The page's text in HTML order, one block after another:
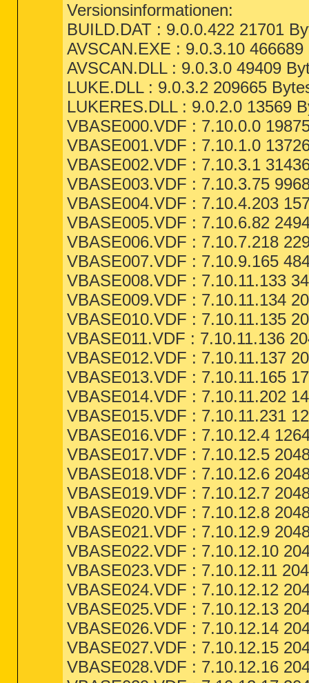
Versionsinformationen:
BUILD.DAT : 9.0.0.422 21701
AVSCAN.EXE : 9.0.3.10
AVSCAN.DLL : 9.0.3.0 49409
LUKE.DLL : 9.0.3.2 209665
LUKERES.DLL : 9.0.2.0 13569
VBASE000.VDF : 7.10.0.0
VBASE001.VDF : 7.10.1.0
VBASE002.VDF : 7.10.3.1
VBASE003.VDF : 7.10.3.75
VBASE004.VDF : 7.10.4.203
VBASE005.VDF : 7.10.6.82
VBASE006.VDF : 7.10.7.218
VBASE007.VDF : 7.10.9.165
VBASE008.VDF : 7.10.11.133
VBASE009.VDF : 7.10.11.134
VBASE010.VDF : 7.10.11.135
VBASE011.VDF : 7.10.11.136
VBASE012.VDF : 7.10.11.137
VBASE013.VDF : 7.10.11.165
VBASE014.VDF : 7.10.11.202
VBASE015.VDF : 7.10.11.231
VBASE016.VDF : 7.10.12.4
VBASE017.VDF : 7.10.12.5
VBASE018.VDF : 7.10.12.6
VBASE019.VDF : 7.10.12.7
VBASE020.VDF : 7.10.12.8
VBASE021.VDF : 7.10.12.9
VBASE022.VDF : 7.10.12.10
VBASE023.VDF : 7.10.12.11
VBASE024.VDF : 7.10.12.12
VBASE025.VDF : 7.10.12.13
VBASE026.VDF : 7.10.12.14
VBASE027.VDF : 7.10.12.15
VBASE028.VDF : 7.10.12.16